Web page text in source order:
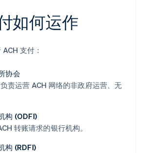
如何运作
支付：
协会
责运营 ACH 网络的非政府运营、无
构 (ODFI)
转账请求的银行机构。
构 (RDFI)